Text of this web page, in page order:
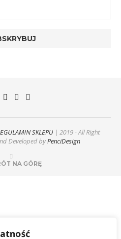
SKLEPU| 2019 - All Right
Developed byPenciDesign
NA GÓRĘ